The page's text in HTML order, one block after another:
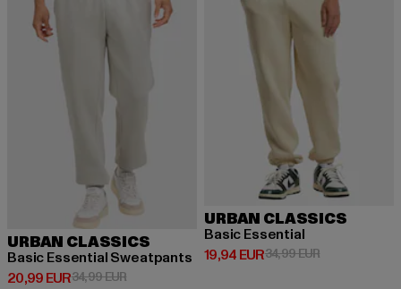
URBAN CLASSICS
Basic Essential Sweatpants
20,99 EUR
Derzeitiger Preis: 20,99 EUR
34,99 EURAktionspreis: 34,99 EUR
URBAN CLASSICS
Basic Essential
19,94 EUR
Derzeitiger Preis: 19,94 EUR
34,99 EURAktionspreis: